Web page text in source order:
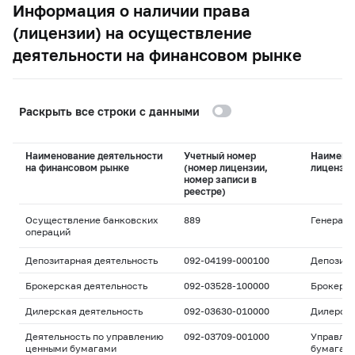
Информация о наличии права
(лицензии) на осуществление
деятельности на финансовом рынке
Раскрыть все строки с данными
Наименование деятельности
на финансовом рынке
Учетный номер
(номер лицензии,
номер записи в
реестре)
лицензии
Осуществление банковских
операций
889
Депозитарная деятельность 092-04199-000100
Брокерская деятельность 092-03528-100000
Дилерская деятельность 092-03630-010000
Деятельность по управлению
ценными бумагами
092-03709-001000